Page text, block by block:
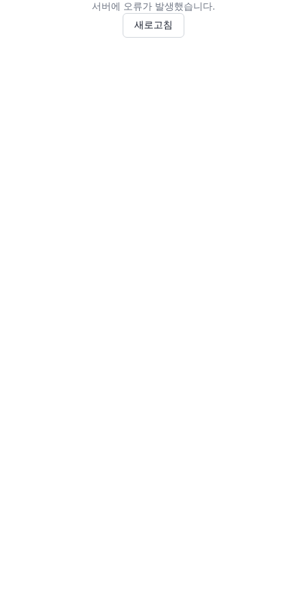
서버에 오류가 발생했습니다.
새로고침